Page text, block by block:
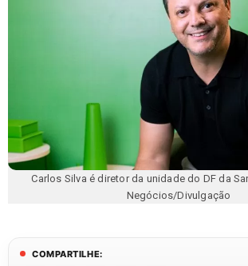
Carlos Silva é diretor da unidade do DF da
Negócios/Divulgação
COMPARTILHE: